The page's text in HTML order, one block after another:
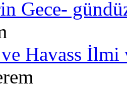
Gece-
Havass İlmi